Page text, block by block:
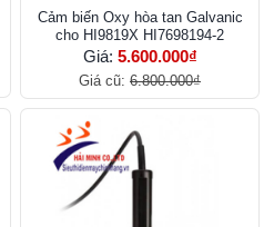
Cảm biến Oxy hòa tan Galvanic
cho HI9819X HI7698194-2
Giá: 5.600.000₫
Giá cũ: 6.800.000₫